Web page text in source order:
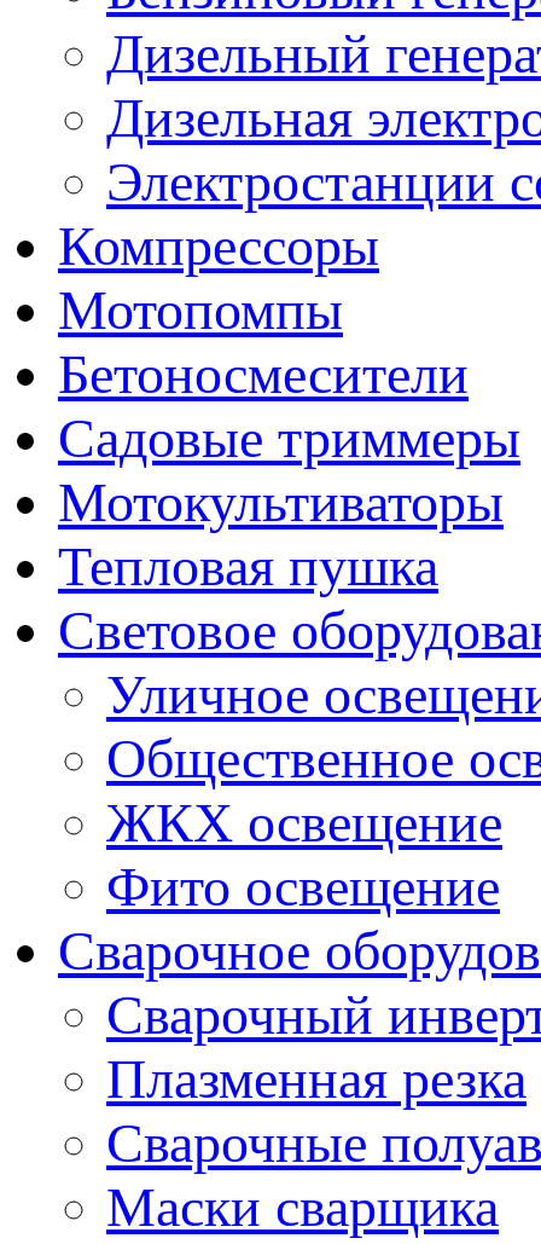
Дизельный
Дизельная
Электростанции
Компрессоры
Мотопомпы
Бетоносмесители
Садовые триммеры
Мотокультиваторы
Тепловая пушка
Световое
Уличное
Общественное
ЖКХ освещение
Фито освещение
Сварочное
Сварочный
Плазменная резка
Сварочные
Маски сварщика